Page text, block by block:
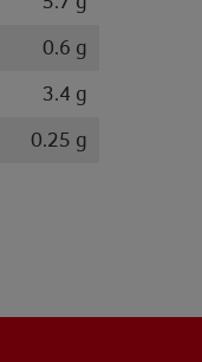
0.6 g
3.4 g
0.25 g